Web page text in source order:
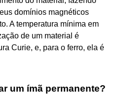
domínios magnéticos
A temperatura mínima em
de um material é
Curie, e, para o ferro, ela é
um ímã permanente?